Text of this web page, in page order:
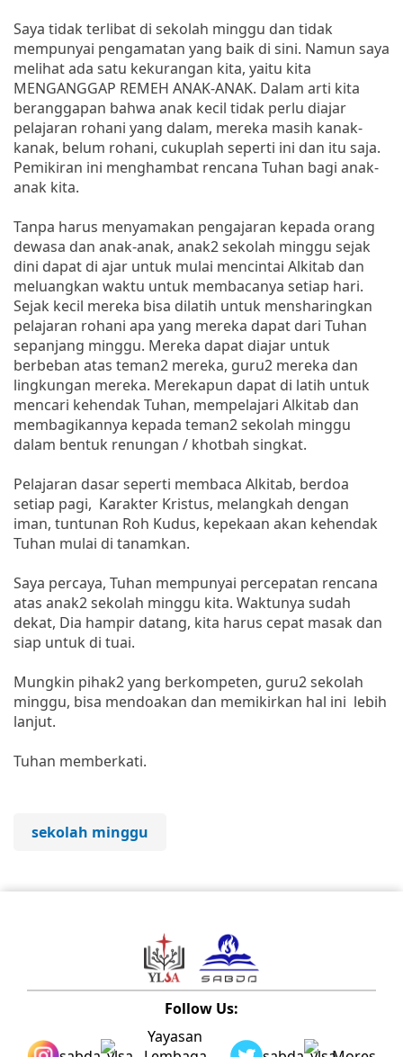
Saya tidak terlibat di sekolah minggu dan tidak
mempunyai pengamatan yang baik di sini. Namun saya
melihat ada satu kekurangan kita, yaitu kita
MENGANGGAP REMEH ANAK-ANAK. Dalam arti kita
beranggapan bahwa anak kecil tidak perlu diajar
pelajaran rohani yang dalam, mereka masih kanak-
kanak, belum rohani, cukuplah seperti ini dan itu saja.
Pemikiran ini menghambat rencana Tuhan bagi anak-
anak kita.
Tanpa harus menyamakan pengajaran kepada orang
dewasa dan anak-anak, anak2 sekolah minggu sejak
dini dapat di ajar untuk mulai mencintai Alkitab dan
meluangkan waktu untuk membacanya setiap hari.
Sejak kecil mereka bisa dilatih untuk mensharingkan
pelajaran rohani apa yang mereka dapat dari Tuhan
sepanjang minggu. Mereka dapat diajar untuk
berbeban atas teman2 mereka, guru2 mereka dan
lingkungan mereka. Merekapun dapat di latih untuk
mencari kehendak Tuhan, mempelajari Alkitab dan
membagikannya kepada teman2 sekolah minggu
dalam bentuk renungan / khotbah singkat.
Pelajaran dasar seperti membaca Alkitab, berdoa
setiap pagi, Karakter Kristus, melangkah dengan
iman, tuntunan Roh Kudus, kepekaan akan kehendak
Tuhan mulai di tanamkan.
Saya percaya, Tuhan mempunyai percepatan rencana
atas anak2 sekolah minggu kita. Waktunya sudah
dekat, Dia hampir datang, kita harus cepat masak dan
siap untuk di tuai.
Mungkin pihak2 yang berkompeten, guru2 sekolah
minggu, bisa mendoakan dan memikirkan hal ini lebih
lanjut.
Tuhan memberkati.
sekolah minggu
Follow Us:
Yayasan